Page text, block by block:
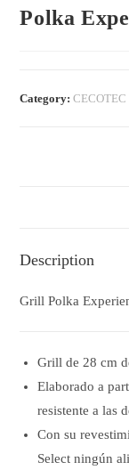
Polka
Category:CECOTEC
Description
Grill Polka
Grill de 28 cm
Elaborado a
resistente a las
Con su
Select ningún